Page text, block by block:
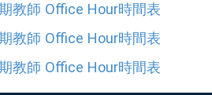
教師 Office Hour時間表
教師 Office Hour時間表
教師 Office Hour時間表